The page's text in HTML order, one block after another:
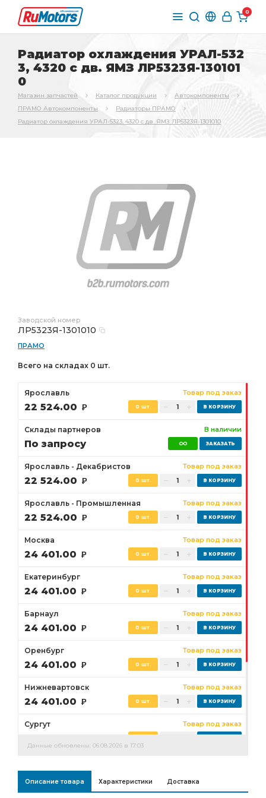
0
Радиатор охлаждения УРАЛ-532
3, 4320 с дв. ЯМЗ ЛР5323Я-130101
0
Магазин запчастей Каталог продукции
Автокомпоненты
ПРАМО Автокомпоненты
Радиаторы ПРАМО
Радиатор охлаждения УРАЛ-5323, 4320 с дв. ЯМЗ ЛР5323Я-1301010
Заводской номер
ЛР5323Я-1301010
ПРАМО
Всего на складах 0 шт.
Ярославль Товар под заказ
22 524.00 Р 0 шт.
Склады партнеров В наличии
По запросу
Ярославль - Декабристов Товар под заказ
22 524.00 Р 0 шт.
Ярославль - Промышленная Товар под заказ
22 524.00 Р 0 шт.
Москва Товар под заказ
24 401.00 Р 0 шт.
Екатеринбург Товар под заказ
24 401.00 Р 0 шт.
Барнаул Товар под заказ
24 401.00 Р 0 шт.
Оренбург Товар под заказ
24 401.00 Р 0 шт.
Нижневартовск Товар под заказ
24 401.00 Р 0 шт.
Сургут Товар под заказ
Данные обновлены: 06.08.2026 в 17:03
Описание товара Характеристики Доставка